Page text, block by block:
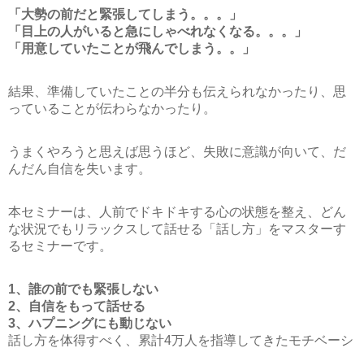
「大勢の前だと緊張してしまう。。。」
「目上の人がいると急にしゃべれなくなる。。。」
「用意していたことが飛んでしまう。。」
結果、準備していたことの半分も伝えられなかったり、思
っていることが伝わらなかったり。
うまくやろうと思えば思うほど、失敗に意識が向いて、だ
んだん自信を失います。
本セミナーは、人前でドキドキする心の状態を整え、どん
な状況でもリラックスして話せる「話し方」をマスターす
るセミナーです。
1、誰の前でも緊張しない
2、自信をもって話せる
3、ハプニングにも動じない
話し方を体得すべく、累計4万人を指導してきたモチベーシ